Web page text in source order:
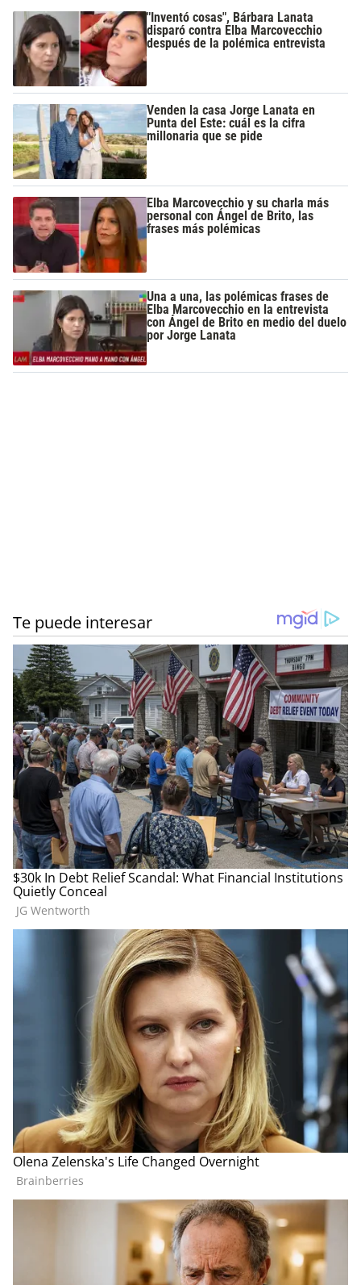
"Inventó cosas", Bárbara Lanata
disparó contra Elba Marcovecchio
después de la polémica entrevista
Venden la casa Jorge Lanata en
Punta del Este: cuál es la cifra
millonaria que se pide
Elba Marcovecchio y su charla más
personal con Ángel de Brito, las
frases más polémicas
Una a una, las polémicas frases de
Elba Marcovecchio en la entrevista
con Ángel de Brito en medio del duelo
por Jorge Lanata